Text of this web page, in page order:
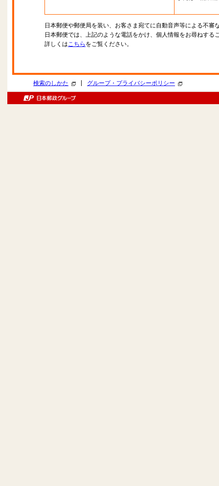
日本郵便や郵便局を装い、お客さま宛てに自動音声等による不審
日本郵便では、上記のような電話をかけ、個人情報をお尋ねする
詳しくはこちら をご覧ください。
検索のしかた グループ・プライバシーポリシー